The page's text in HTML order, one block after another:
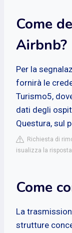
Come
Airbnb?
Per la
fornirà le
Turismo5,
dati degli
Questura, sul
Richiesta di
isualizza la
Come
La
strutture